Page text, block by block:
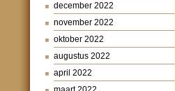
december 2022
november 2022
oktober 2022
augustus 2022
april 2022